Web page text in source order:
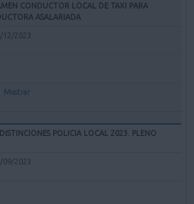
CONDUCTOR LOCAL DE TAXI PARA
ASALARIADA
12/2023
Mostrar
POLICIA LOCAL 2023. PLENO
09/2023